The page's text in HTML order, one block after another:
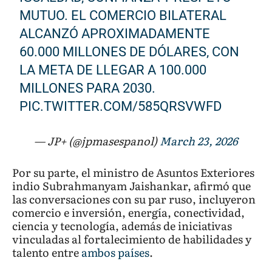
MUTUO. EL COMERCIO BILATERAL
ALCANZÓ APROXIMADAMENTE
60.000 MILLONES DE DÓLARES, CON
LA META DE LLEGAR A 100.000
MILLONES PARA 2030.
PIC.TWITTER.COM/585QRSVWFD
— JP+ (@jpmasespanol)March 23, 2026
Por su parte, el ministro de Asuntos Exteriores
indio Subrahmanyam Jaishankar, afirmó que
las conversaciones con su par ruso, incluyeron
comercio e inversión, energía, conectividad,
ciencia y tecnología, además de iniciativas
vinculadas al fortalecimiento de habilidades y
talento entreambos países.